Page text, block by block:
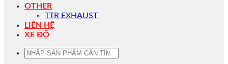
OTHER
TTR EXHAUST
LIÊN HỆ
XE ĐỘ
Tìm